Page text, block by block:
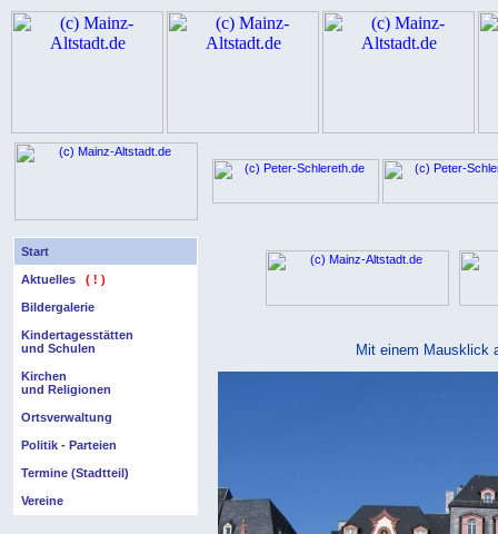
Start
Aktuelles ( ! )
Bildergalerie
Kindertagesstätten
und Schulen
Kirchen
und Religionen
Ortsverwaltung
Politik - Parteien
Termine (Stadtteil)
Vereine
Mit einem Mausklick